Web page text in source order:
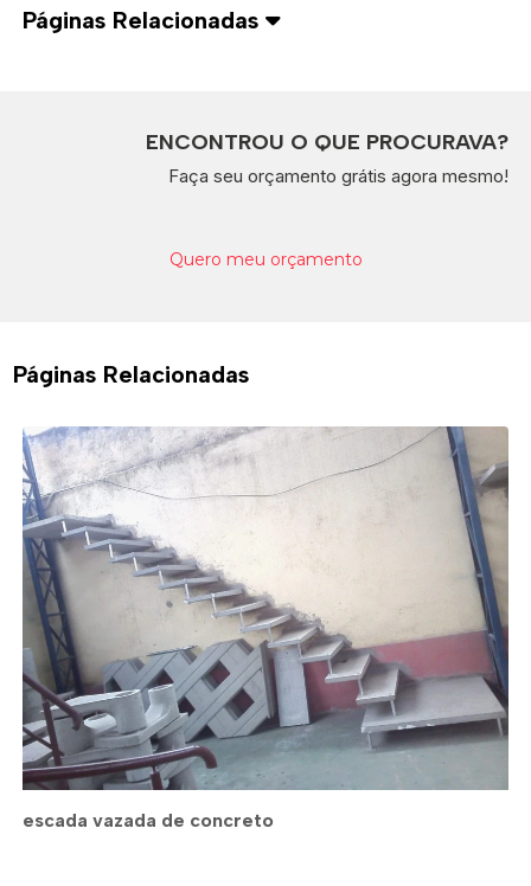
Páginas Relacionadas
ENCONTROU O QUE PROCURAVA?
Faça seu orçamento grátis agora mesmo!
Quero meu orçamento
Páginas Relacionadas
escada vazada de concreto